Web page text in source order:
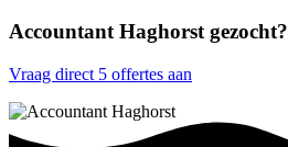
Accountant Haghorst gezocht?
Vraag direct 5 offertes aan